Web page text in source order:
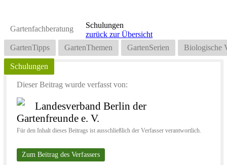
Gartenfachberatung
GartenTipps GartenThemen GartenSerien Biologische
Schulungen
Schulungen
zurück zur Übersicht
Dieser Beitrag wurde verfasst von:
Landesverband Berlin der
Gartenfreunde e. V.
Für den Inhalt dieses Beitrags ist ausschließlich der Verfasser verantwortlich.
Zum Beitrag des Verfassers